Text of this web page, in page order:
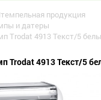
продукция
и датеры
Trodat 4913 Текст/5
Trodat 4913 Текст/5